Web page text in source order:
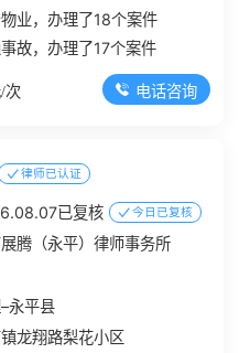
业，办理了18个案件
故，办理了17个案件
次 电话咨询
律师已认证
已复核 今日已复核
腾（永平）律师事务所
永平县
龙翔路梨花小区